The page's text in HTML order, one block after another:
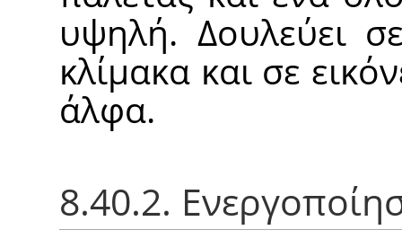
υψηλή. Δουλεύει
κλίμακα και σε
άλφα.
8.40.2.